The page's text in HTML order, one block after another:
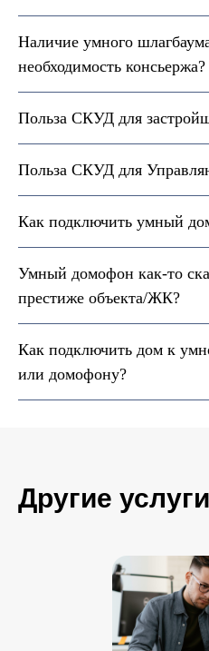
Наличие умного
необходимость консьержа?
Польза СКУД для
Польза СКУД для
Как подключить умный
Умный домофон как-то
престиже объекта/ЖК?
Как подключить дом к
или домофону?
Другие